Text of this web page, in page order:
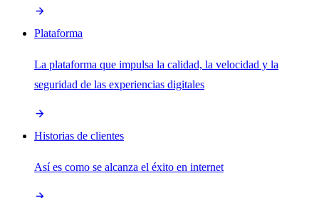
Plataforma
La plataforma que impulsa la calidad, la velocidad y la
seguridad de las experiencias digitales
Historias de clientes
Así es como se alcanza el éxito en internet